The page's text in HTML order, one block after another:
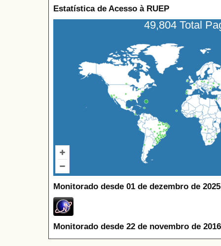
Estatística de Acesso à RUEP
49,804 Total
Monitorado desde 01 de dezembro de
Monitorado desde 22 de novembro de